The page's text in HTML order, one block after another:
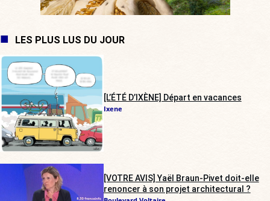
LES PLUS LUS DU JOUR
[L’ÉTÉ D’IXÈNE] Départ en vacances
Ixene
[VOTRE AVIS] Yaël Braun-Pivet doit-elle
renoncer à son projet architectural ?